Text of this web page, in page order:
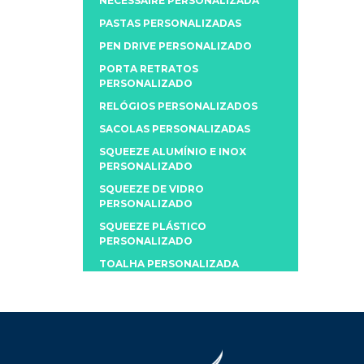
PASTAS PERSONALIZADAS
PEN DRIVE PERSONALIZADO
PORTA RETRATOS
PERSONALIZADO
RELÓGIOS PERSONALIZADOS
SACOLAS PERSONALIZADAS
SQUEEZE ALUMÍNIO E INOX
PERSONALIZADO
SQUEEZE DE VIDRO
PERSONALIZADO
SQUEEZE PLÁSTICO
PERSONALIZADO
TOALHA PERSONALIZADA